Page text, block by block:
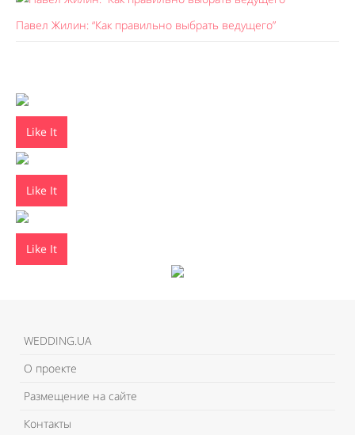
Павел Жилин: “Как правильно выбрать ведущего”
Like It
Like It
Like It
WEDDING.UA
О проекте
Размещение на сайте
Контакты